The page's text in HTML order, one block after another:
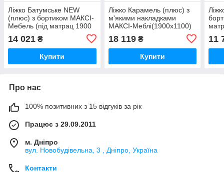
Ліжко Батумське NEW
(плюс) з бортиком МАКСІ-
Мебель (під матрац 1900
(5102598)
14 021 ₴
Купити
Ліжко Карамель (плюс) з
м'якими накладками
МАКСІ-Меблі(1900х1100)
альба гладка (8553)
18 119₴
Купити
11
Про нас
100% позитивних з 15 відгуків за рік
Працює з 29.09.2011
м. Дніпро
вул. Новобудівельна, 3 , Дніпро, Україна
Контакти